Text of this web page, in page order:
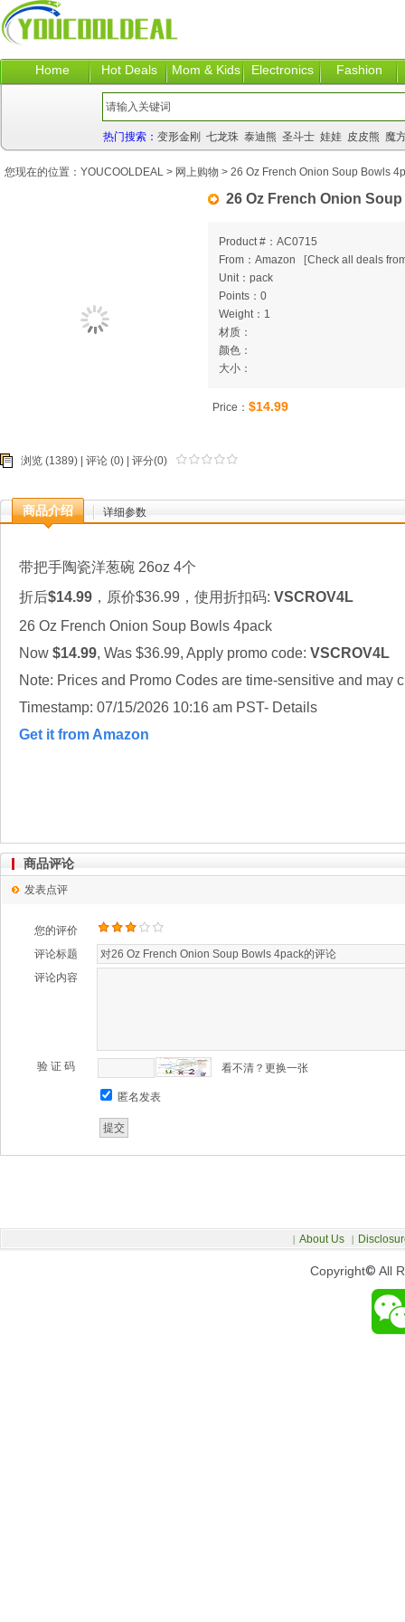
Home Hot Deals Mom & Kids Electronics Fashion
热门搜索： 变形金刚 七龙珠 泰迪熊 圣斗士 娃娃 皮皮熊 魔
26 Oz French Onion
Product #：AC0715
From：Amazon
[Check all deals
Unit：pack
Points：0
Weight：1
材质：
颜色：
大小：
Price： $14.99
浏览 (1389) | 评论 (0) | 评分(0)
商品介绍 详细参数
带把手陶瓷洋葱碗 26oz 4个
折后$14.99 ，原价$36.99，使用折扣码: VSCROV4L
26 Oz French Onion Soup Bowls 4pack
Now $14.99, Was $36.99, Apply promo code: VSCROV4L
Note: Prices and Promo Codes are time-sensitive and may
Timestamp: 07/15/2026 10:16 am PST- Details
Get it from Amazon
您现在的位置： YOUCOOLDEAL > 网上购物 > 26 Oz French Onion Soup Bowls
商品评论
发表点评
您的评价
评论标题
评论内容
验 证 码 看不清？更换一张
匿名发表
Copyright© All
| About Us |